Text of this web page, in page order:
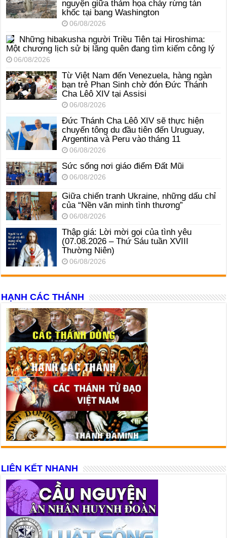
nguyện giữa thảm họa cháy rừng tàn
khốc tại bang Washington
06/08/2026
Những hibakusha người Triều Tiên tại Hiroshima:
Một chương lịch sử bị lãng quên đang tìm kiếm công lý
06/08/2026
Từ Việt Nam đến Venezuela, hàng ngàn
bạn trẻ Phan Sinh chờ đón Đức Thánh
Cha Lêô XIV tại Assisi
06/08/2026
Đức Thánh Cha Lêô XIV sẽ thực hiện
chuyến tông du đầu tiên đến Uruguay,
Argentina và Peru vào tháng 11
06/08/2026
Sức sống nơi giáo điểm Đất Mũi
06/08/2026
Giữa chiến tranh Ukraine, những dấu chỉ
của “Nền văn minh tình thương”
06/08/2026
Thập giá: Lời mời gọi của tình yêu
(07.08.2026 – Thứ Sáu tuần XVIII
Thường Niên)
06/08/2026
HẠNH CÁC THÁNH
LIÊN KẾT NHANH